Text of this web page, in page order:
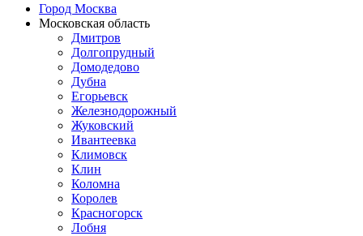
Город Москва
Московская область
Дмитров
Долгопрудный
Домодедово
Дубна
Егорьевск
Железнодорожный
Жуковский
Ивантеевка
Климовск
Клин
Коломна
Королев
Красногорск
Лобня